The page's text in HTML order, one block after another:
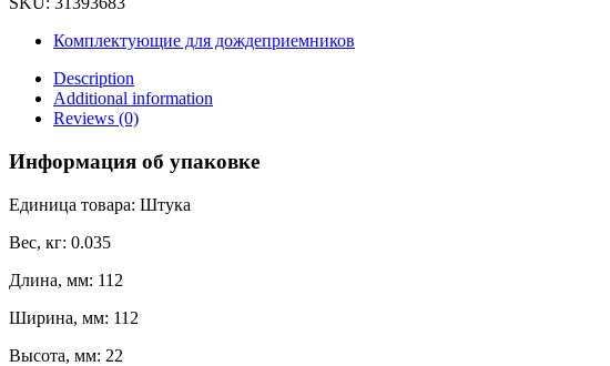
графит
quantity
Комплектующие для дождеприемников
Description
Additional information
Reviews (0)
Информация об упаковке
Единица товара: Штука
Вес, кг: 0.035
Длина, мм: 112
Ширина, мм: 112
Высота, мм: 22